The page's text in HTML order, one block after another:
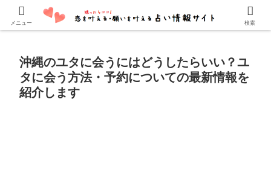
口コミでよく当たると評判の占い師・霊能者を紹介しています。
沖縄のユタに会うにはどうしたらいい？ユ
タに会う方法・予約についての最新情報を
紹介します
メニュー 検索